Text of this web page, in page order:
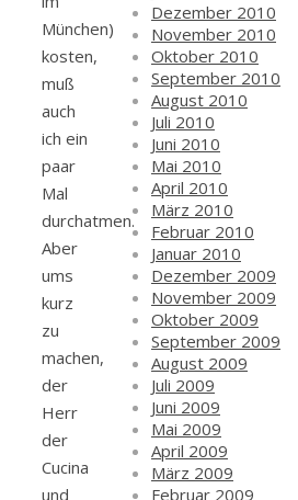
München)
kosten,
muß
auch
ich ein
paar
Mal
durchatmen.
Aber
ums
kurz
zu
machen,
der
Herr
der
Cucina
und
Dezember 2010
November 2010
Oktober 2010
September 2010
August 2010
Juli 2010
Juni 2010
Mai 2010
April 2010
März 2010
Februar 2010
Januar 2010
Dezember 2009
November 2009
Oktober 2009
September 2009
August 2009
Juli 2009
Juni 2009
Mai 2009
April 2009
März 2009
Februar 2009